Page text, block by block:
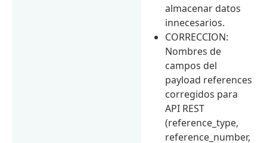
almacenar datos
innecesarios.
CORRECCION:
Nombres de
campos del
payload references
corregidos para
API REST
(reference_type,
reference_number,